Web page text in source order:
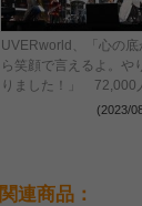
UVERworld、「心の底
ら笑顔で言えるよ。や
りました！」 72,000
シンガロングが響いた
(2023/
関連商品：